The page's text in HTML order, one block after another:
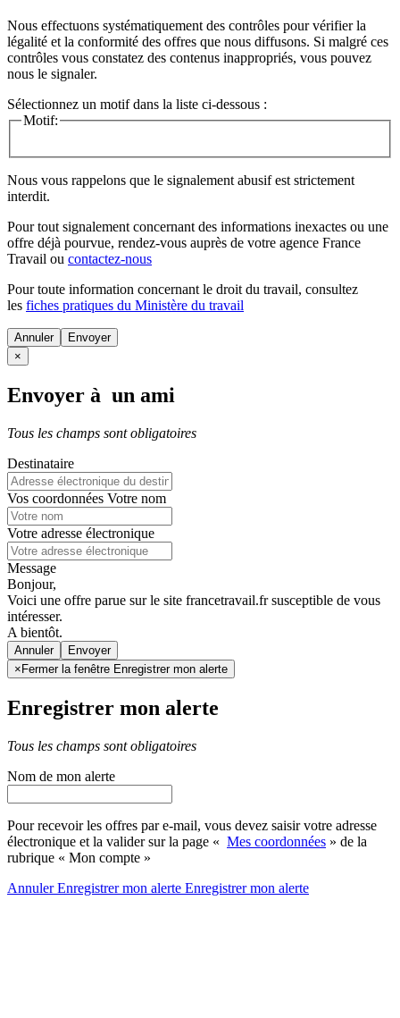
Nous effectuons systématiquement des contrôles pour vérifier la
légalité et la conformité des offres que nous diffusons. Si malgré ces
contrôles vous constatez des contenus inappropriés, vous pouvez
nous le signaler.
Sélectionnez un motif dans la liste ci-dessous :
Motif:
Nous vous rappelons que le signalement abusif est strictement
interdit.
Pour tout signalement concernant des informations inexactes ou une
offre déjà pourvue, rendez-vous auprès de votre agence France
Travail ou contactez-nous
Pour toute information concernant le droit du travail, consultez
les fiches pratiques du Ministère du travail
Annuler
×
Envoyer à un ami
Tous les champs sont obligatoires
Destinataire
Vos coordonnées Votre nom
Votre adresse électronique
Message
Bonjour,
Voici une offre parue sur le site francetravail.fr susceptible de vous
intéresser.
A bientôt.
Annuler
× Fermer la fenêtre Enregistrer mon alerte
Enregistrer mon alerte
Tous les champs sont obligatoires
Nom de mon alerte
Pour recevoir les offres par e-mail, vous devez saisir votre adresse
électronique et la valider sur la page « Mes coordonnées » de la
rubrique « Mon compte »
AnnulerEnregistrer mon alerte Enregistrermon alerte